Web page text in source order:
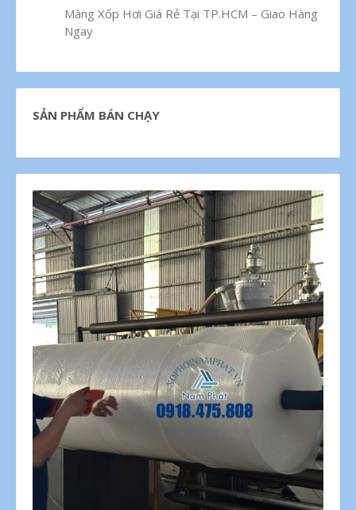
Màng Xốp Hơi Giá Rẻ Tại TP.HCM – Giao Hàng
Ngay
SẢN PHẨM BÁN CHẠY